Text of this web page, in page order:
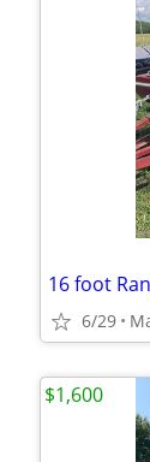
6/29
$1,600